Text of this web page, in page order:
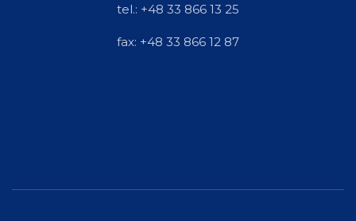
tel.: +48 33 866 13 25
fax: +48 33 866 12 87